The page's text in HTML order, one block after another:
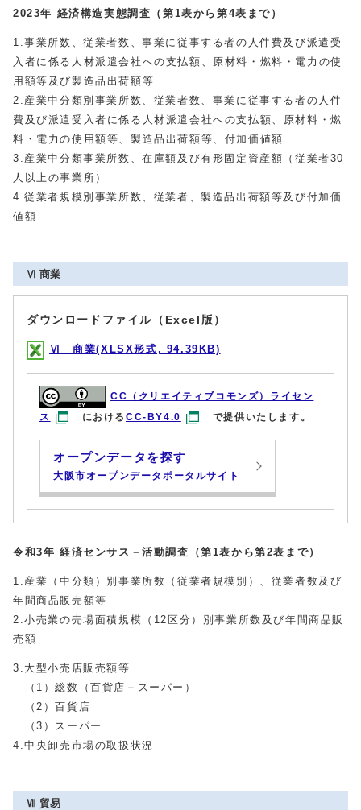
2023年 経済構造実態調査（第1表から第4表まで）
1.事業所数、従業者数、事業に従事する者の人件費及び派遣受
入者に係る人材派遣会社への支払額、原材料・燃料・電力の使
用額等及び製造品出荷額等
2.産業中分類別事業所数、従業者数、事業に従事する者の人件
費及び派遣受入者に係る人材派遣会社への支払額、原材料・燃
料・電力の使用額等、製造品出荷額等、付加価値額
3.産業中分類事業所数、在庫額及び有形固定資産額（従業者30
人以上の事業所）
4.従業者規模別事業所数、従業者、製造品出荷額等及び付加価
値額
Ⅵ 商業
ダウンロードファイル（Excel版）
Ⅵ 商業(XLSX形式, 94.39KB)
CC（クリエイティブコモンズ）ライセン
ス
におけるCC-BY4.0 で提供いたします。
オープンデータを探す
大阪市オープンデータポータルサイト
令和3年 経済センサス－活動調査（第1表から第2表まで）
1.産業（中分類）別事業所数（従業者規模別）、従業者数及び
年間商品販売額等
2.小売業の売場面積規模（12区分）別事業所数及び年間商品販
売額
3.大型小売店販売額等
（1）総数（百貨店＋スーパー）
（2）百貨店
（3）スーパー
4.中央卸売市場の取扱状況
Ⅶ 貿易